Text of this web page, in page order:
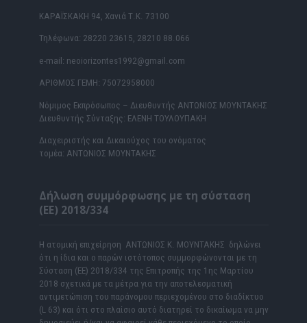
ΚΑΡΑΪΣΚΑΚΗ 94, Χανιά Τ.Κ. 73100
Τηλέφωνα: 28220 23615, 28210 88.066
e-mail: neoiorizontes1992@gmail.com
ΑΡΙΘΜΟΣ ΓΕΜΗ: 75072958000
Νόμιμος Εκπρόσωπος – Διευθυντής ΑΝΤΩΝΙΟΣ ΜΟΥΝΤΑΚΗΣ
Διευθυντής Σύνταξης: ΕΛΕΝΗ ΤΟΥΛΟΥΠΑΚΗ
Διαχειριστής και Δικαιούχος του ονόματος
τομέα: ΑΝΤΩΝΙΟΣ ΜΟΥΝΤΑΚΗΣ
Δήλωση συμμόρφωσης με τη σύσταση
(ΕΕ) 2018/334
Η ατομική επιχείρηση ΑΝΤΩΝΙΟΣ Κ. ΜΟΥΝΤΑΚΗΣ δηλώνει
ότι η ίδια και ο παρών ιστότοπος συμμορφώνονται με τη
Σύσταση (ΕΕ) 2018/334 της Επιτροπής της 1ης Μαρτίου
2018 σχετικά με τα μέτρα για την αποτελεσματική
αντιμετώπιση του παράνομου περιεχομένου στο διαδίκτυο
(L 63) και ότι στο πλαίσιο αυτό διατηρεί το δικαίωμα να μην